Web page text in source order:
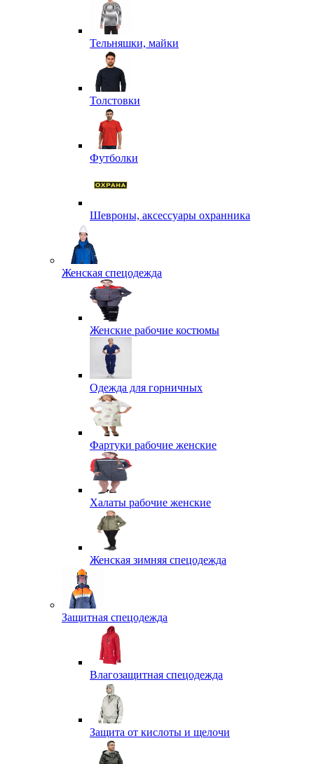
Тельняшки, майки
Толстовки
Футболки
Шевроны, аксессуары охранника
Женская спецодежда
Женские рабочие костюмы
Одежда для горничных
Фартуки рабочие женские
Халаты рабочие женские
Женская зимняя спецодежда
Защитная спецодежда
Влагозащитная спецодежда
Защита от кислоты и щелочи